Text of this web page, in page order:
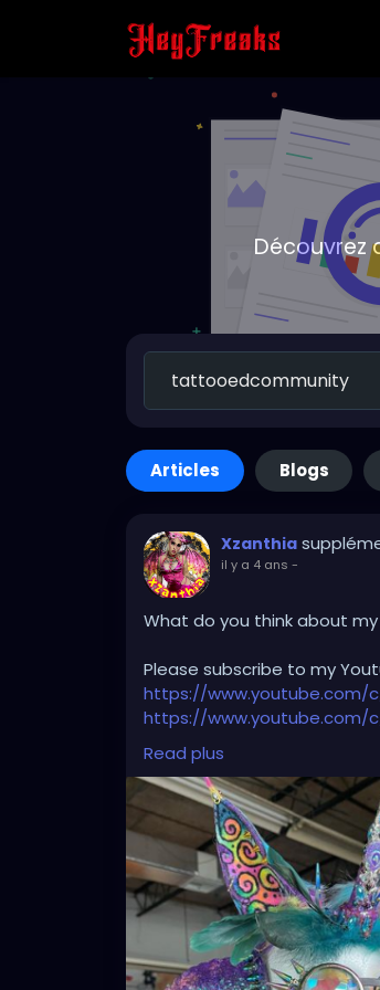
Découvrez
Articles Blogs
Xzanthia
il y a 4 ans -
What do you think about my
Please subscribe to my
https://www.youtube.com/
https://www.youtube.com/
And please follow me on
https://linktr.ee/
https://www.tiktok.com/@
https://
https://twitter.com/
https://
Thank you
#tattooedcommunity
#tattooedladies
#tattooed_body_art
Read plus